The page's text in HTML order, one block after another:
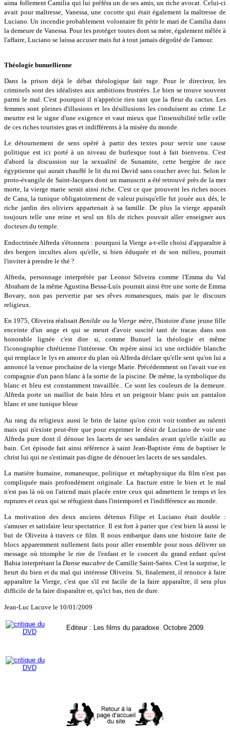
aima follement Camilia qui lui préféra un de ses amis, un riche avocat. Celui-ci
avait pour maîtresse, Vanessa, une cocotte qui était également la maîtresse de
Luciano. Un incendie probablement volontaire fit périr le mari de Camilia dans
la demeure de Vanessa. Pour les protéger toutes dont sa mère, également mêlée à
l'affaire, Luciano se laissa accuser mais fut à tout jamais dégoûté de l'amour.
Théologie bunuellienne
Dans la prison déjà le débat théologique fait rage. Pour le directeur, les
criminels sont des idéalistes aux ambitions frustrées. Le bien se trouve souvent
parmi le mal. C'est pourquoi il n'apprécie rien tant que la fleur du cactus. Les
femmes sont pleines d'illusions et les désillusions les conduisent au crime. Le
meurtre est le signe d'une exigence et vaut mieux que l'insensibilité telle celle
de ces riches touristes gras et indifférents à la misère du monde.
Le détournement de sens opéré à partir des textes pour servir une cause
politique est ici porté à un niveau de burlesque tout à fait bienvenu. C'est
d'abord la discussion sur la sexualité de Sunamite, cette bergère de race
égyptienne qui aurait chauffé le lit du roi David sans coucher avec lui. Selon le
proto-évangile de Saint-Jacques dont un manuscrit a été retrouvé près de la mer
morte, la vierge marie serait ainsi riche. C'est ce que prouvent les riches noces
de Cana, la tunique obligatoirement de valeur puisqu'elle fut jouée aux dés, le
riche jardin des oliviers appartenait à sa famille. De plus la vierge apparaît
toujours telle une reine et seul un fils de riches pouvait aller enseigner aux
docteurs du temple.
Endoctrinée Alfreda s'étonnera : pourquoi la Vierge a-t-elle choisi d'apparaître à
des bergers incultes alors qu'elle, si bien éduquée et de son milieu, pourrait
l'inviter à prendre le thé ?
Alfreda, personnage interprétée par Leonor Silveira comme l'Emma du Val
Abraham de la même Agustina Bessa-Luís pourrait ainsi être une sorte de Emma
Bovary, non pas pervertie par ses rêves romanesques, mais par le discours
religieux.
En 1975, Oliveira réalisaitBenilde ou la Vierge mère, l'histoire d'une jeune fille
enceinte d'un ange et qui se meurt d'avoir suscité tant de tracas dans son
honorable lignée c'est dire si, comme Bunuel la théologie et même
l'iconographie chrétienne l'intéresse. On repère ainsi ici une orchidée blanche
qui remplace le lys en amorce du plan où Alfreda déclare qu'elle sent qu'on lui a
annoncé la venue prochaine de la vierge Marie. Précédemment on l'avait vue en
compagnie d'un paon blanc à la sortie de la piscine. De même, la symbolique du
blanc et bleu est constamment travaillée.. Ce sont les couleurs de la demeure.
Alfreda porte un maillot de bain bleu et un peignoir blanc puis un pantalon
blanc et une tunique bleue
Au rang du religieux aussi le brin de laine qu'on croit voir tomber au ralenti
mais qui n'existe peut-être que pour exprimer le désir de Luciano de voir une
Alfreda pure dont il dénoue les lacets de ses sandales avant qu'elle n'aille au
bain. Cet épisode fait ainsi référence à saint Jean-Baptiste ému de baptiser le
christ lui qui ne s'estimait pas digne de dénouer les lacets de ses sandales.
La matière humaine, romanesque, politique et métaphysique du film n'est pas
compliquée mais profondément originale. La fracture entre le bien et le mal
n'est pas là où on l'attend mais placée entre ceux qui admettent le temps et les
ruptures et ceux qui se réfugient dans l'intemporel et l'indifférence au monde.
La motivation des deux anciens détenus Filipe et Luciano était double :
s'amuser et satisfaire leur spectatrice. Il est fort à parier que c'est bien là aussi le
but de Oliveira à travers ce film. Il nous embarque dans une histoire faite de
blocs apparemment nullement faits pour aller ensemble pour nous délivrer un
message où triomphe le rire de l'enfant et le concert du grand enfant qu'est
Bahia interprétant la Danse macabre de Camille Saint-Saëns. C'est la surprise, le
heurt du bien et du mal qui intéresse Oliveira. Si, finalement, il renonce à faire
apparaître la Vierge, c'est que s'il est facile de la faire apparaître, il sera plus
difficile de la faire disparaître et, qu'ici bas, rien de dure.
Jean-Luc Lacuve le 10/01/2009
Editeur : Les films du paradoxe. Octobre 2009.